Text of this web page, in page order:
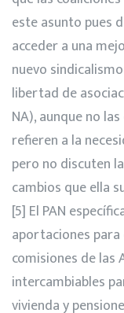
este asunto pues
acceder a una
nuevo
libertad de
NA), aunque no
refieren a la
pero no discuten
cambios que ella
[5] El PAN
aportaciones
comisiones de las
intercambiables
vivienda y